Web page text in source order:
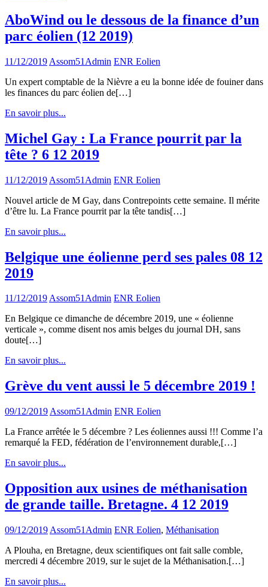
AboWind ou le dessous de la finance d’un
parc éolien (12 2019)
11/12/2019 Assom51Admin ENR Eolien
Un expert comptable de la Nièvre a eu la bonne idée de fouiner dans
les finances du parc éolien de[…]
En savoir plus...
Michel Gay : La France pourrit par la
tête ? 6 12 2019
11/12/2019 Assom51Admin ENR Eolien
Nouvel article de M Gay, dans Contrepoints cette semaine. Il mérite
d’être lu. La France pourrit par la tête tandis[…]
En savoir plus...
Belgique une éolienne perd ses pales 08 12
2019
11/12/2019Assom51Admin ENR Eolien
En Belgique ce dimanche de décembre 2019, une « éolienne
verticale », comme disent nos amis belges du journal DH, sans
doute[…]
En savoir plus...
Grève du vent aussi le 5 décembre 2019 !
09/12/2019 Assom51Admin ENR Eolien
La France arrêtée le 5 décembre ? Les éoliennes aussi !!! Comme l’a
remarqué la FED, fédération de l’environnement durable,[…]
En savoir plus...
Opposition aux usines de méthanisation
de grande taille. Bretagne. 4 12 2019
09/12/2019 Assom51Admin ENR Eolien, Méthanisation
A Plouha, en Bretagne, deux scientifiques ont fait salle comble,
mercredi 4 décembre 2019, sur le sujet de la Méthanisation.[…]
En savoir plus...